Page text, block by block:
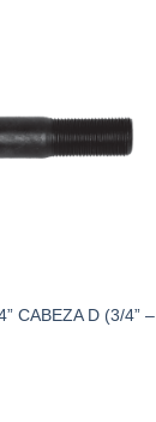
CABEZA D (3/4” –